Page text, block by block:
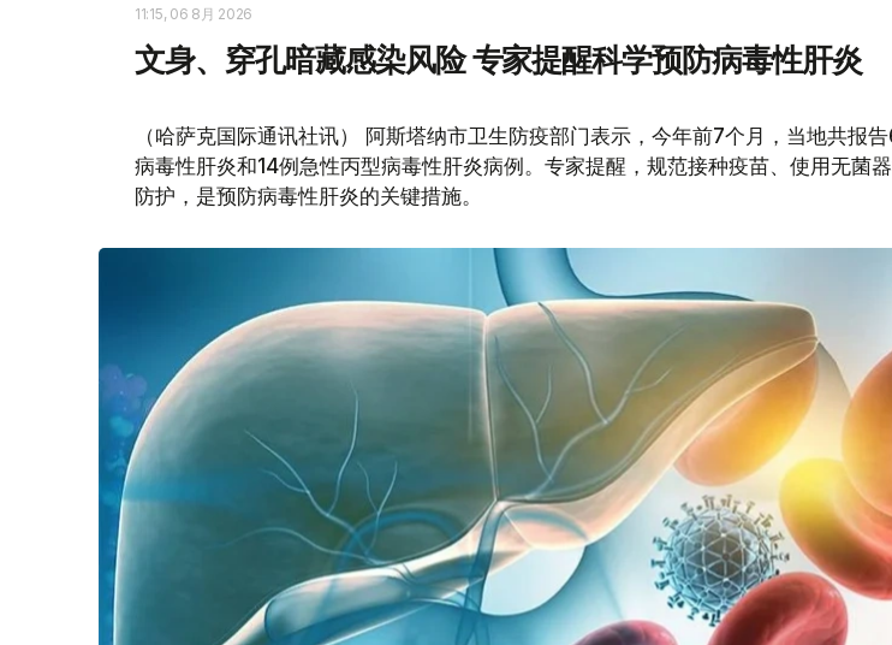
11:15, 06 8月 2026
文身、穿孔暗藏感染风险 专家提醒科学预防病毒性肝炎
（哈萨克国际通讯社讯） 阿斯塔纳市卫生防疫部门表示，今年前7个月，当地共报
病毒性肝炎和14例急性丙型病毒性肝炎病例。专家提醒，规范接种疫苗、使用无菌
防护，是预防病毒性肝炎的关键措施。